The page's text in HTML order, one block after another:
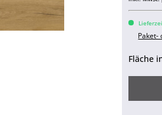
Paket-
Fläche